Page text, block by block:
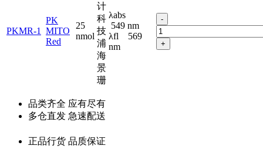
PKMR-1
PK
MITO
Red
25
nmol
计
科
技
浦
海
景
珊
λabs
549 nm
λfl 569
nm
-
+
品类齐全 应有尽有
多仓直发 急速配送
正品行货 品质保证